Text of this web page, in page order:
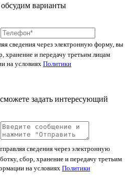
варианты
сведения через электронную форму, вы
хранение и передачу третьим лицам
на условиях Политики
задать интересующий
сведения через электронную
сбор, хранение и передачу третьим
на условиях Политики